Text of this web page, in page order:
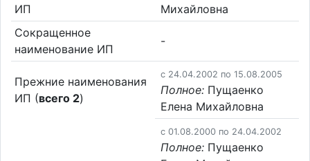
ИП
Михайловна
Сокращенное
наименование ИП
-
Прежние наименования
ИП (всего 2)
c 24.04.2002 по 15.08.2005
Полное: Пущаенко
Елена Михайловна
c 01.08.2000 по 24.04.2002
Полное: Пущаенко